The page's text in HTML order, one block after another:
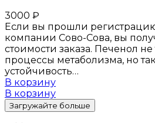
3000 ₽
Если вы прошли
компании Сово-Сова, вы
стоимости заказа. Печенол
процессы метаболизма, но
устойчивость…
В корзину
В корзину
Загружайте больше